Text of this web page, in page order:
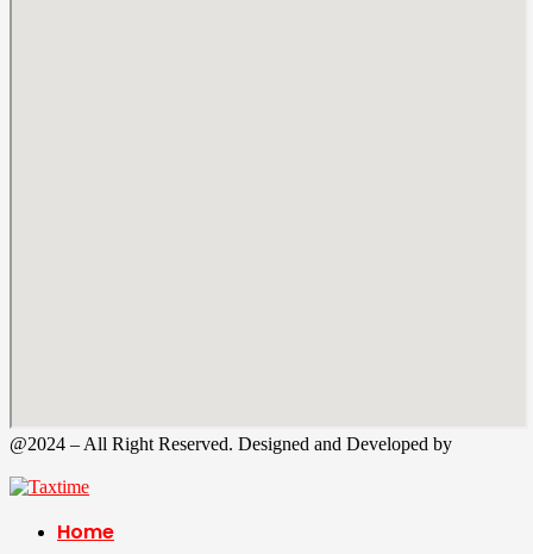
@2024 – All Right Reserved. Designed and Developed by
Home